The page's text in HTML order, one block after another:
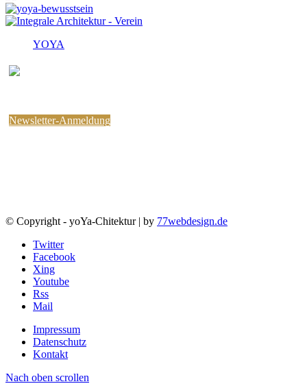
YOYA
Newsletter-Anmeldung
© Copyright - yoYa-Chitektur | by 77webdesign.de
Twitter
Facebook
Xing
Youtube
Rss
Mail
Impressum
Datenschutz
Kontakt
Nach oben scrollen